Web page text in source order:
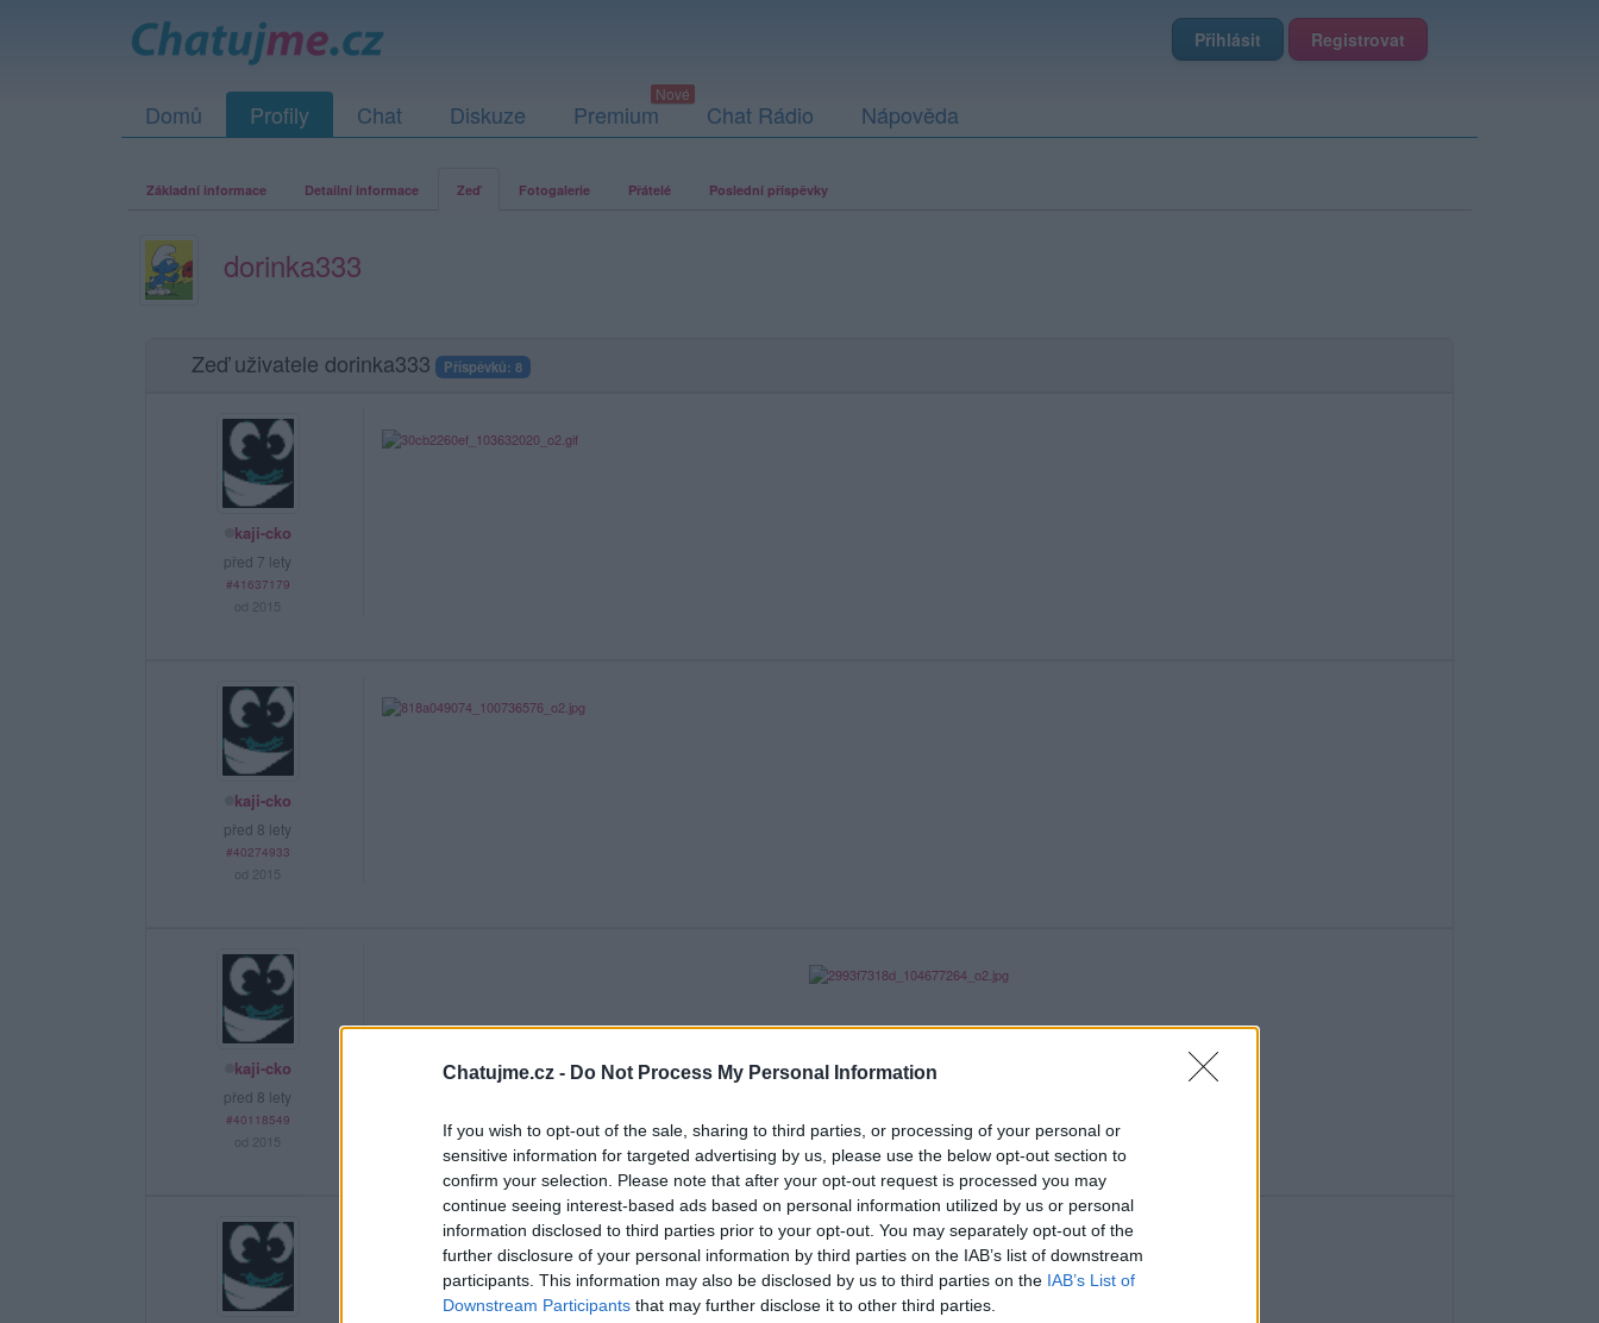
Chatujme.cz - Do Not Process My Personal Information
If you wish to opt-out of the sale, sharing to third parties, or processing of your personal or
sensitive information for targeted advertising by us, please use the below opt-out section to
confirm your selection. Please note that after your opt-out request is processed you may
continue seeing interest-based ads based on personal information utilized by us or personal
information disclosed to third parties prior to your opt-out. You may separately opt-out of the
further disclosure of your personal information by third parties on the IAB’s list of downstream
participants. This information may also be disclosed by us to third parties on the IAB’s List of
Downstream Participants that may further disclose it to other third parties.
Přihlásit Registrovat
Domů Profily Chat Diskuze Premium Chat Rádio Nápověda
Základní informace Detailní informace Zeď Fotogalerie Přátelé Poslední příspěvky
dorinka333
Zeď uživatele dorinka333 Příspěvků: 8
kaji-cko
před 7 lety
#41637179
od 2015
kaji-cko
před 8 lety
#40274933
od 2015
kaji-cko
před 8 lety
#40118549
od 2015